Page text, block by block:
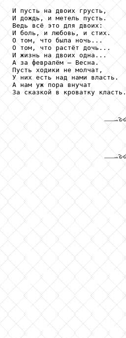
И пусть на двоих грусть,
И дождь, и метель пусть.
Ведь всё это для двоих:
И боль, и любовь, и стих.
О том, что была ночь...
О том, что растёт дочь...
И жизнь на двоих одна...
А за февралём – Весна.
Пусть ходики не молчат,
У них есть над нами власть.
А нам уж пора внучат
За сказкой в кроватку класть.